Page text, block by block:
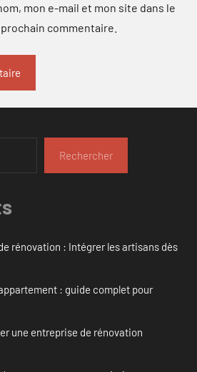
mon e-mail et mon site dans le
commentaire.
Rechercher
rénovation : Intégrer les artisans dès
: guide complet pour
une entreprise de rénovation